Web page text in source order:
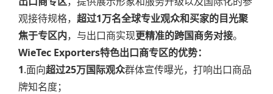
观接待规格， 超过1万名全球专业观众和买家的目光聚
焦于专区内，与出口商实现更精准的跨国商务对接。
WieTec Exporters特色出口商专区的优势：
1.面向超过25万国际观众群体宣传曝光，打响出口商品
牌知名度；